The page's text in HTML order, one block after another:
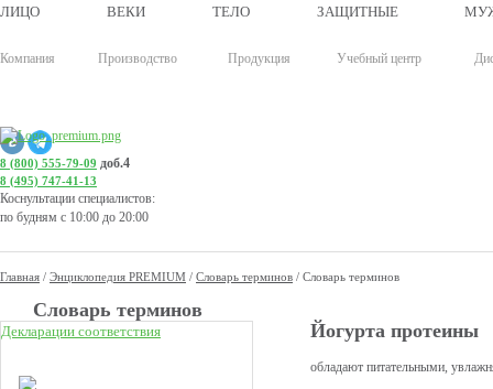
ЛИЦО ВЕКИ ТЕЛО ЗАЩИТНЫЕ
Компания Производство Продукция Учебный центр
8 (800) 555-79-09 доб.4
8 (495) 747-41-13
Коснультации специалистов:
по будням с 10:00 до 20:00
Главная / Энциклопедия PREMIUM / Словарь терминов / Словарь терминов
Cловарь терминов
Декларации соответствия
Йогурта протеины
обладают питательными,